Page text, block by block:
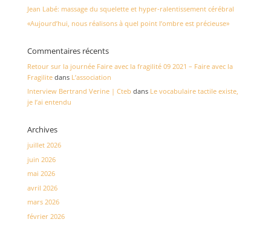
Jean Labé: massage du squelette et hyper-ralentissement cérébral
«Aujourd’hui, nous réalisons à quel point l’ombre est précieuse»
Commentaires récents
Retour sur la journée Faire avec la fragilité 09 2021 – Faire avec la
Fragilitedans L’association
Interview Bertrand Verine | Cteb dans Le vocabulaire tactile existe,
je l’ai entendu
Archives
juillet 2026
juin 2026
mai 2026
avril 2026
mars 2026
février 2026